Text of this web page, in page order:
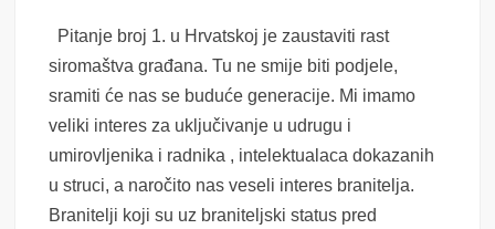
Pitanje broj 1. u Hrvatskoj je zaustaviti rast
siromaštva građana. Tu ne smije biti podjele,
sramiti će nas se buduće generacije. Mi imamo
veliki interes za uključivanje u udrugu i
umirovljenika i radnika , intelektualaca dokazanih
u struci, a naročito nas veseli interes branitelja.
Branitelji koji su uz braniteljski status pred